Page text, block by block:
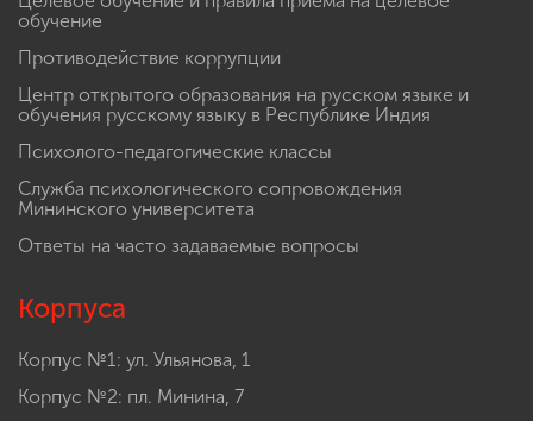
обучение
Противодействие коррупции
Центр открытого образования на русском языке и
обучения русскому языку в Республике Индия
Психолого-педагогические классы
Служба психологического сопровождения
Мининского университета
Ответы на часто задаваемые вопросы
Корпуса
Корпус №1: ул. Ульянова, 1
Корпус №2: пл. Минина, 7